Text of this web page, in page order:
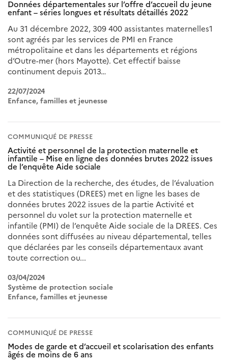
Données départementales sur l’offre d’accueil du jeune
enfant – séries longues et résultats détaillés 2022
Au 31 décembre 2022, 309 400 assistantes maternelles1
sont agréés par les services de PMI en France
métropolitaine et dans les départements et régions
d’Outre-mer (hors Mayotte). Cet effectif baisse
continument depuis 2013…
22/07/2024
Enfance, familles et jeunesse
COMMUNIQUÉ DE PRESSE
Activité et personnel de la protection maternelle et
infantile – Mise en ligne des données brutes 2022 issues
de l’enquête Aide sociale
La Direction de la recherche, des études, de l’évaluation
et des statistiques (DREES) met en ligne les bases de
données brutes 2022 issues de la partie Activité et
personnel du volet sur la protection maternelle et
infantile (PMI) de l’enquête Aide sociale de la DREES. Ces
données sont diffusées au niveau départemental, telles
que déclarées par les conseils départementaux avant
toute correction ou...
03/04/2024
Système de protection sociale
Enfance, familles et jeunesse
COMMUNIQUÉ DE PRESSE
Modes de garde et d’accueil et scolarisation des enfants
âgés de moins de 6 ans